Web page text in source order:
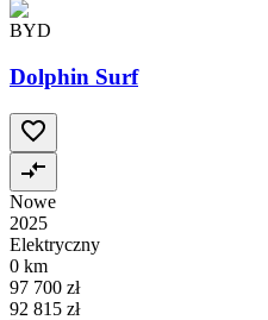
BYD
Dolphin Surf
Nowe
2025
Elektryczny
0 km
97 700 zł
92 815 zł